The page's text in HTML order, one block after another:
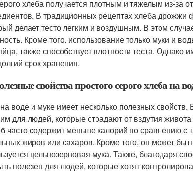
хлеба получается плотным и тяжелым из-за
В традиционных рецептах хлеба дрожжи
делает тесто легким и воздушным. В этом
Кроме того, использование только муки и
также способствует плотности теста. Однако
срок хранения.
свойства простого серого хлеба на
воде и муке имеет несколько полезных
для людей, которые страдают от вздутия
часто содержит меньше калорий по сравнению с
жиров или сахаров. Кроме того, он может
цельнозерновая мука. Также, благодаря
полезен для людей, которые хотят